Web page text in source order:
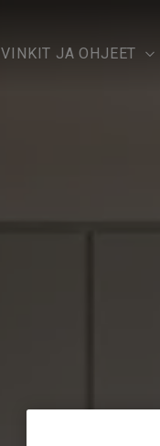
VINKIT JA OHJEET